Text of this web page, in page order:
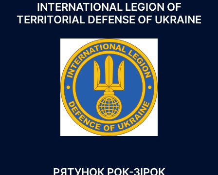
INTERNATIONAL LEGION OF
TERRITORIAL DEFENSE OF UKRAINE
РЯТУНОК РОК-ЗІРОК